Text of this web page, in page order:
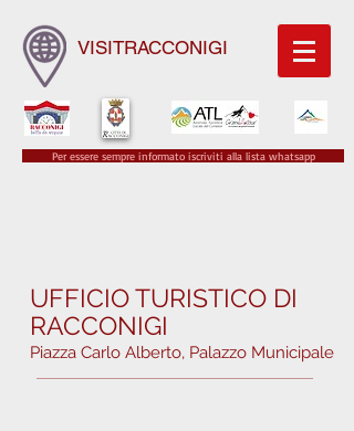
VISITRACCONIGI
Per essere sempre informato iscriviti alla lista whatsapp
UFFICIO TURISTICO DI
RACCONIGI
Piazza Carlo Alberto, Palazzo Municipale